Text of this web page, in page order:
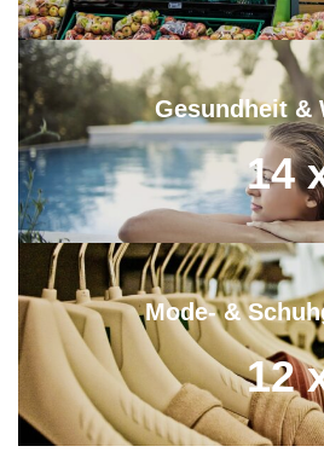
Gesundheit &
14
Mode- &
12